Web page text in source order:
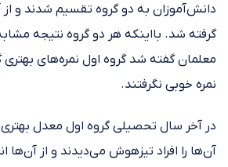
دانش‌آموزان به دو گروه تقسیم شدند و
گرفته شد. بااینکه هر دو گروه نتیجه
معلمان گفته شد گروه اول نمره‌های بهتری
نمره خوبی نگرفتند.
در آخر سال تحصیلی گروه اول معدل
آن‌ها را افراد تیزهوش می‌دیدند و از آن‌ها